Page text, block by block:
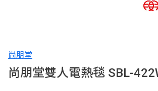
尚朋堂
尚朋堂雙人電熱毯 SBL-